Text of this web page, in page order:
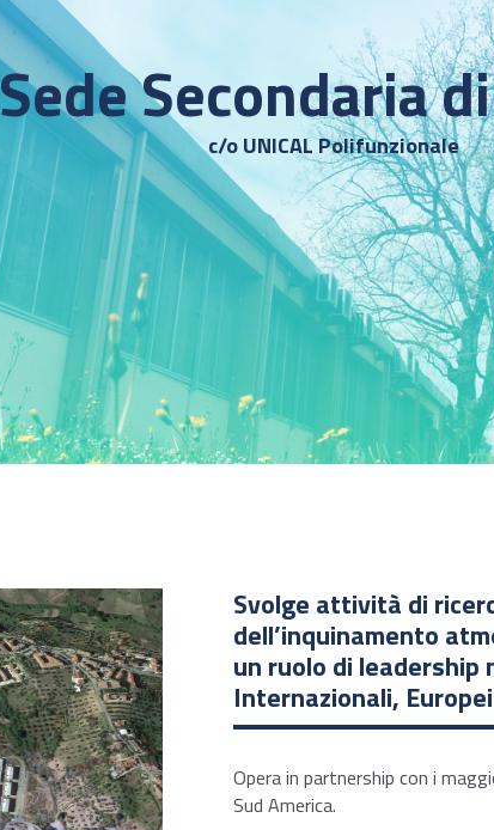
Sede Secondaria
c/o UNICAL Polifunzionale
Svolge attività di
dell’inquinamento
un ruolo di
Internazionali,
Opera in partnership con i
Sud America.